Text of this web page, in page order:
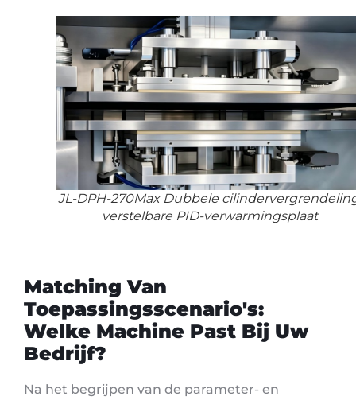
JL-DPH-270Max Dubbele
verstelbare PID-verwarmingsplaat
Matching Van
Toepassingsscenario's:
Welke Machine Past Bij Uw
Bedrijf?
Na het begrijpen van de parameter- en